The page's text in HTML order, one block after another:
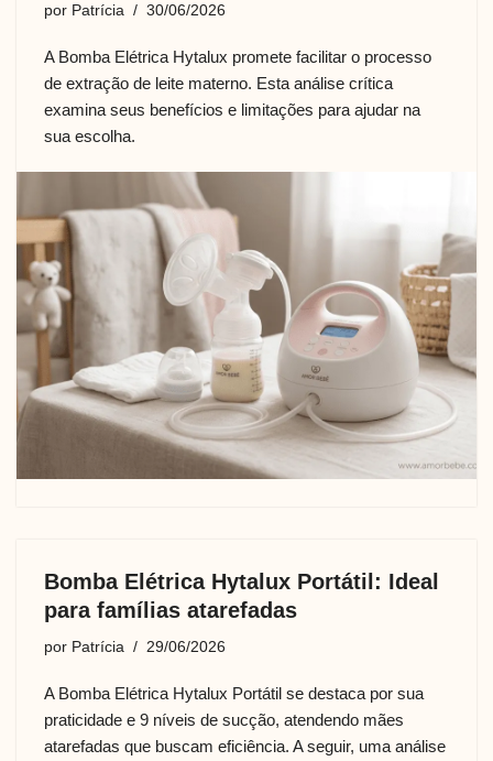
por Patrícia 30/06/2026
A Bomba Elétrica Hytalux promete facilitar o processo
de extração de leite materno. Esta análise crítica
examina seus benefícios e limitações para ajudar na
sua escolha.
Bomba Elétrica Hytalux Portátil: Ideal
para famílias atarefadas
por Patrícia 29/06/2026
A Bomba Elétrica Hytalux Portátil se destaca por sua
praticidade e 9 níveis de sucção, atendendo mães
atarefadas que buscam eficiência. A seguir, uma análise